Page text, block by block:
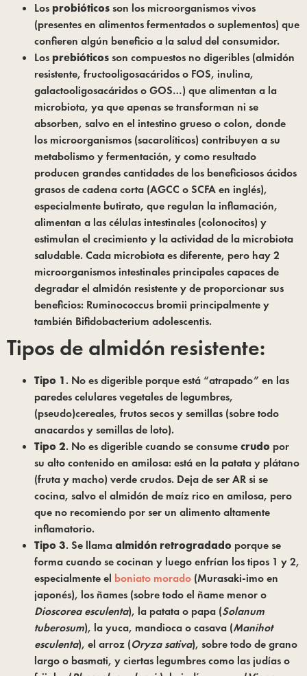
Losprobióticosson los microorganismos vivos
(presentes en alimentos fermentados o suplementos) que
confieren algún beneficio a la salud del consumidor.
Losprebióticosson compuestos no digeribles (almidón
resistente, fructooligosacáridos o FOS, inulina,
galactooligosacáridos o GOS…) que alimentan a la
microbiota, ya que apenas se transforman ni se
absorben, salvo en el intestino grueso o colon, donde
los microorganismos (sacarolíticos) contribuyen a su
metabolismo y fermentación, y como resultado
producen grandes cantidades de los beneficiosos ácidos
grasos de cadena corta (AGCC o SCFA en inglés),
especialmente butirato, que regulan la inflamación,
alimentan a las células intestinales (colonocitos) y
estimulan el crecimiento y la actividad de la microbiota
saludable. Cada microbiota es diferente, pero hay 2
microorganismos intestinales principales capaces de
degradar el almidón resistente y de proporcionar sus
beneficios: Ruminococcus bromii principalmente y
también Bifidobacterium adolescentis.
Tipos de almidón resistente:
Tipo 1. No es digerible porque está “atrapado” en las
paredes celulares vegetales de legumbres,
(pseudo)cereales, frutos secos y semillas (sobre todo
anacardos y semillas de loto).
Tipo 2. No es digerible cuando se consumecrudo por
su alto contenido en amilosa: está en la patata y plátano
(fruta y macho) verde crudos. Deja de ser AR si se
cocina, salvo el almidón de maíz rico en amilosa, pero
que no recomiendo por ser un alimento altamente
inflamatorio.
Tipo 3. Se llamaalmidón retrogradado porque se
forma cuando se cocinan y luego enfrían los tipos 1 y 2,
especialmente el boniato morado (Murasaki-imo en
japonés), los ñames (sobre todo el ñame menor o
Dioscorea esculenta), la patata o papa (Solanum
tuberosum), la yuca, mandioca o casava (Manihot
esculenta), el arroz (Oryza sativa), sobre todo de grano
largo o basmati, y ciertas legumbres como las judías o